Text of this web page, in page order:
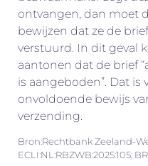
ontvangen, dan moet
bewijzen dat ze de
verstuurd. In dit geval
aantonen dat de brief
is aangeboden”. Dat
onvoldoende bewijs
verzending.
Bron:Rechtbank Zeeland-
ECLI:NL:RBZWB:2025:105;